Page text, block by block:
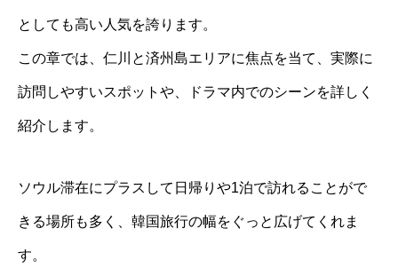
としても高い人気を誇ります。
この章では、仁川と済州島エリアに焦点を当て、実際に
訪問しやすいスポットや、ドラマ内でのシーンを詳しく
紹介します。
ソウル滞在にプラスして日帰りや1泊で訪れることがで
きる場所も多く、韓国旅行の幅をぐっと広げてくれま
す。